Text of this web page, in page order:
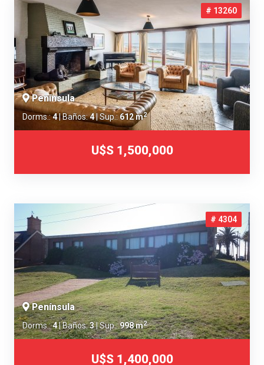
# 13260
Península
Dorms.:4| Baños:4| Sup.:612 m2
U$S 1,500,000
# 4304
Península
Dorms.:4| Baños:3| Sup.:998 m2
U$S 1,400,000